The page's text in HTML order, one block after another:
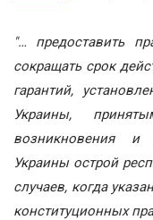
"… предоставить
сокращать срок
гарантий,
Украины,
возникновения и
Украины острой
случаев, когда
конституционных